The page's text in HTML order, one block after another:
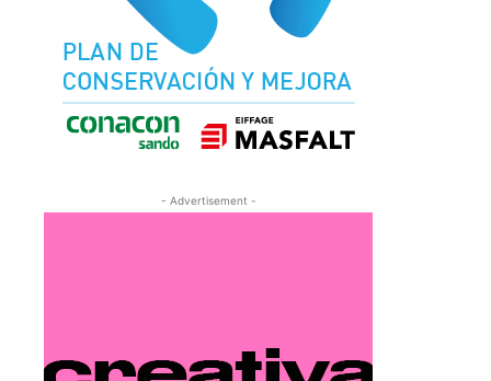
- Advertisement -